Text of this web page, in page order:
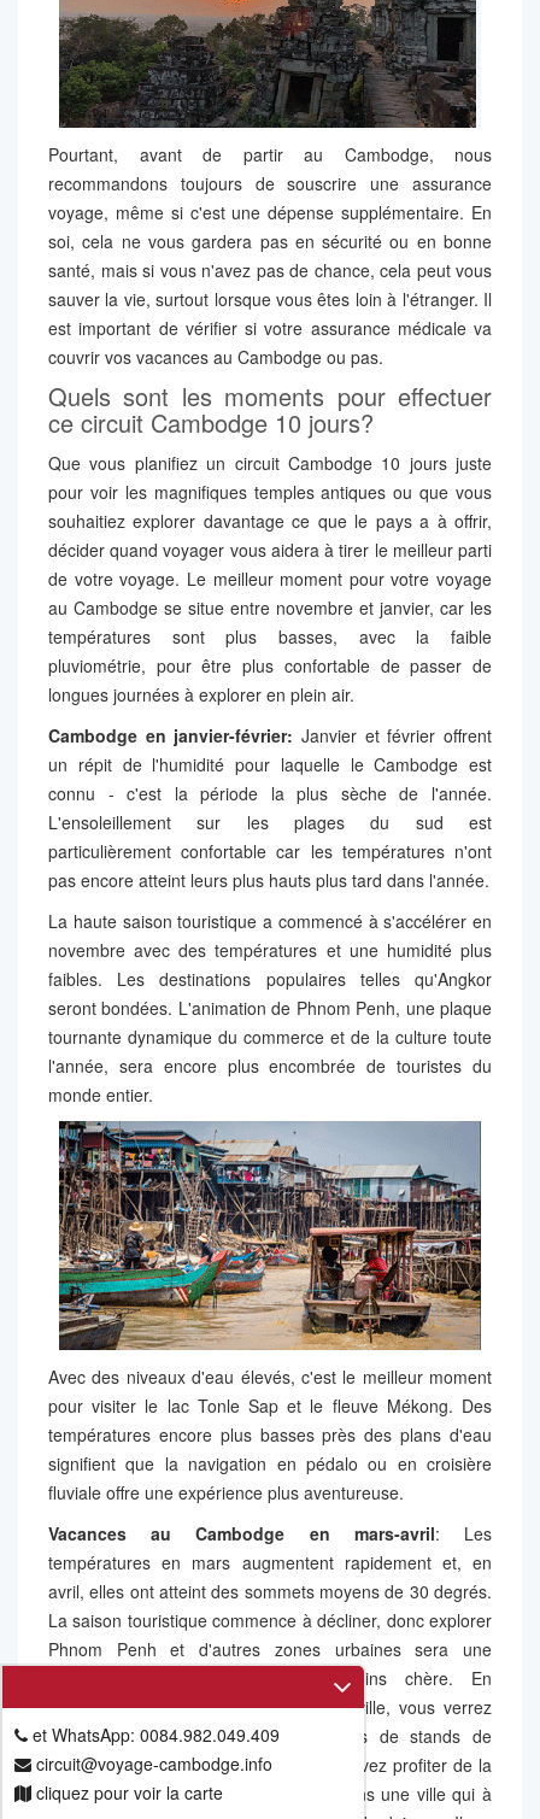
Pourtant, avant de partir au Cambodge, nous
recommandons toujours de souscrire une assurance
voyage, même si c'est une dépense supplémentaire. En
soi, cela ne vous gardera pas en sécurité ou en bonne
santé, mais si vous n'avez pas de chance, cela peut vous
sauver la vie, surtout lorsque vous êtes loin à l'étranger. Il
est important de vérifier si votre assurance médicale va
couvrir vos vacances au Cambodge ou pas.
Quels sont les moments pour effectuer
ce circuit Cambodge 10 jours?
Que vous planifiez un circuit Cambodge 10 jours juste
pour voir les magnifiques temples antiques ou que vous
souhaitiez explorer davantage ce que le pays a à offrir,
décider quand voyager vous aidera à tirer le meilleur parti
de votre voyage. Le meilleur moment pour votre voyage
au Cambodge se situe entre novembre et janvier, car les
températures sont plus basses, avec la faible
pluviométrie, pour être plus confortable de passer de
longues journées à explorer en plein air.
Cambodge en janvier-février: Janvier et février offrent
un répit de l'humidité pour laquelle le Cambodge est
connu - c'est la période la plus sèche de l'année.
L'ensoleillement sur les plages du sud est
particulièrement confortable car les températures n'ont
pas encore atteint leurs plus hauts plus tard dans l'année.
La haute saison touristique a commencé à s'accélérer en
novembre avec des températures et une humidité plus
faibles. Les destinations populaires telles qu'Angkor
seront bondées. L'animation de Phnom Penh, une plaque
tournante dynamique du commerce et de la culture toute
l'année, sera encore plus encombrée de touristes du
monde entier.
Avec des niveaux d'eau élevés, c'est le meilleur moment
pour visiter le lac Tonle Sap et le fleuve Mékong. Des
températures encore plus basses près des plans d'eau
signifient que la navigation en pédalo ou en croisière
fluviale offre une expérience plus aventureuse.
Vacances auCambodge en mars-avril: Les
températures en mars augmentent rapidement et, en
avril, elles ont atteint des sommets moyens de 30 degrés.
La saison touristique commence à décliner, donc explorer
Phnom Penh et d'autres zones urbaines sera une
expérience plus authentique et moins chère. En
parcourant les rues frénétiques de la ville, vous verrez
plus de nourriture traditionnelle, moins de stands de
souvenirs et moins de monde. Vous pouvez profiter de la
valeur de vos dépenses touristiques dans une ville qui à
et WhatsApp: 0084.982.049.409
circuit@voyage-cambodge.info
cliquez pour voir la carte